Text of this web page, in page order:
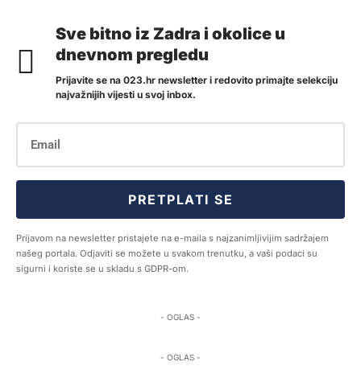
Sve bitno iz Zadra i okolice u
dnevnom pregledu
Prijavite se na 023.hr newsletter i redovito primajte selekciju
najvažnijih vijesti u svoj inbox.
PRETPLATI SE
Prijavom na newsletter pristajete na e-maila s najzanimljivijim sadržajem
našeg portala. Odjaviti se možete u svakom trenutku, a vaši podaci su
sigurni i koriste se u skladu s GDPR-om.
- OGLAS -
- OGLAS -